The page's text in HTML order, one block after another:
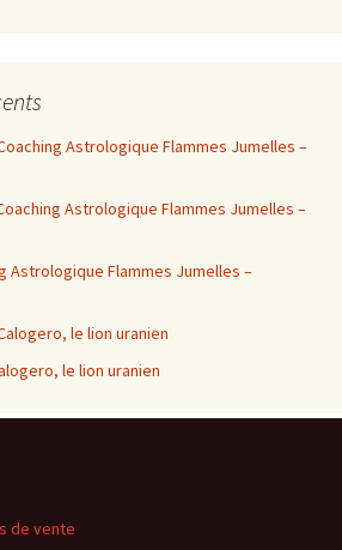
Astrologique Flammes Jumelles –
Astrologique Flammes Jumelles –
Astrologique Flammes Jumelles –
le lion uranien
le lion uranien
de vente